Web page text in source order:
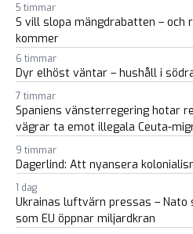
5 timmar
S vill slopa mängdrabatten – och
kommer
6 timmar
Dyr elhöst väntar – hushåll i
7 timmar
Spaniens vänsterregering hotar
vägrar ta emot illegala Ceuta-
9 timmar
Dagerlind: Att nyansera
1 dag
Ukrainas luftvärn pressas –
som EU öppnar miljardkran